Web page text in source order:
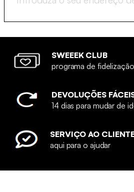
SWEEEK CLUB
programa de
DEVOLUÇÕES
14 dias para mudar de
SERVIÇO AO
aqui para o ajudar